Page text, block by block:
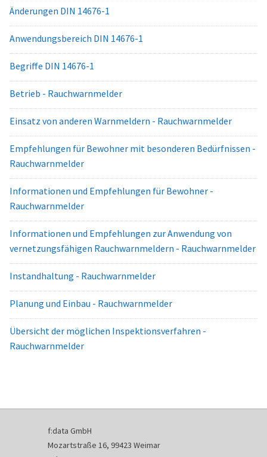
Änderungen DIN 14676-1
Anwendungsbereich DIN 14676-1
Begriffe DIN 14676-1
Betrieb - Rauchwarnmelder
Einsatz von anderen Warnmeldern - Rauchwarnmelder
Empfehlungen für Bewohner mit besonderen Bedürfnissen -
Rauchwarnmelder
Informationen und Empfehlungen für Bewohner -
Rauchwarnmelder
Informationen und Empfehlungen zur Anwendung von
vernetzungsfähigen Rauchwarnmeldern - Rauchwarnmelder
Instandhaltung - Rauchwarnmelder
Planung und Einbau - Rauchwarnmelder
Übersicht der möglichen Inspektionsverfahren -
Rauchwarnmelder
f:data GmbH
Mozartstraße 16, 99423 Weimar